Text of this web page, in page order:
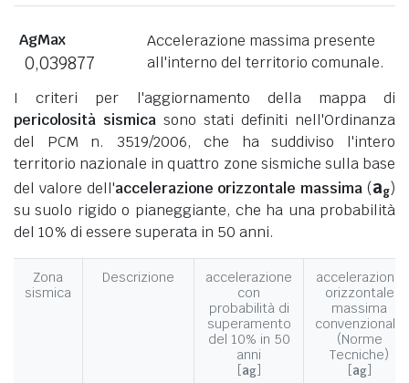
AgMax
0,039877
Accelerazione massima presente
all'interno del territorio comunale.
I criteri per l'aggiornamento della mappa di
pericolosità sismica sono stati definiti nell'Ordinanza
del PCM n. 3519/2006, che ha suddiviso l'intero
territorio nazionale in quattro zone sismiche sulla base
del valore dell'accelerazione orizzontale massima (ag)
su suolo rigido o pianeggiante, che ha una probabilità
del 10% di essere superata in 50 anni.
Zona
sismica
Descrizione
accelerazione
con
probabilità di
superamento
del 10% in 50
anni
[ag]
accelerazione
orizzontale
massima
convenzionale
(Norme
Tecniche)
[ag]